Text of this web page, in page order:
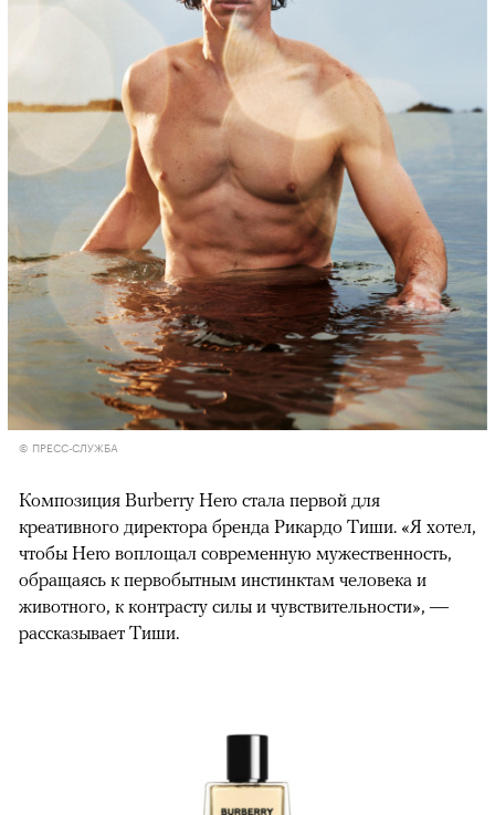
© ПРЕСС-СЛУЖБА
Композиция Burberry Hero стала первой для
креативного директора бренда Рикардо Тиши. «Я хотел,
чтобы Hero воплощал современную мужественность,
обращаясь к первобытным инстинктам человека и
животного, к контрасту силы и чувствительности», —
рассказывает Тиши.